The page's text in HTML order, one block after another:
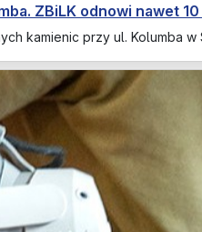
ZBiLK odnowi nawet
kamienic przy ul. Kolumba